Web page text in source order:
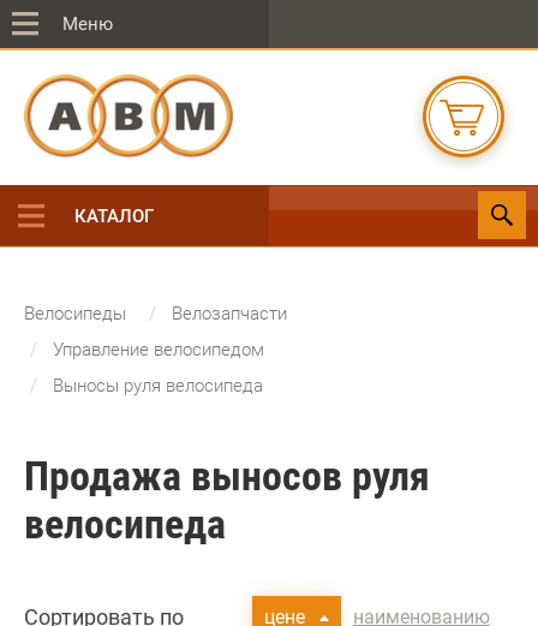
Меню
КАТАЛОГ
Велосипеды
Велозапчасти
Управление велосипедом
Выносы руля велосипеда
Продажа выносов руля
велосипеда
Сортировать по цене наименованию